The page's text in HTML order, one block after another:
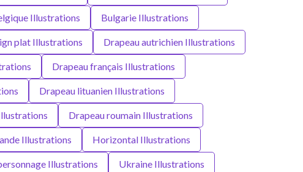
Illustrations Bulgarie Illustrations
plat Illustrations Drapeau autrichien Illustrations
Drapeau français Illustrations
Drapeau lituanien Illustrations
Drapeau roumain Illustrations
Illustrations Horizontal Illustrations
Illustrations Ukraine Illustrations